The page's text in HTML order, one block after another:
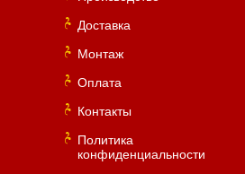
Доставка
Монтаж
Оплата
Контакты
Политика
конфиденциальности